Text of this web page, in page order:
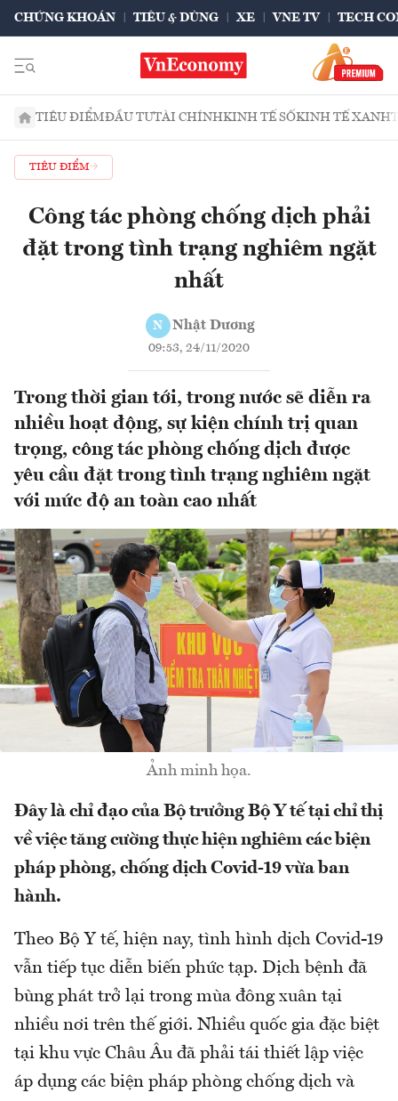
CHỨNG KHOÁN TIÊU & DÙNG XE VNE TV TECH
TIÊU ĐIỂMĐẦU TƯTÀI CHÍNHKINH TẾ SỐKINH TẾ XANH
TIÊU ĐIỂM
Công tác phòng chống dịch phải
đặt trong tình trạng nghiêm ngặt
nhất
N Nhật Dương
09:53, 24/11/2020
Trong thời gian tới, trong nước sẽ diễn ra
nhiều hoạt động, sự kiện chính trị quan
trọng, công tác phòng chống dịch được
yêu cầu đặt trong tình trạng nghiêm ngặt
với mức độ an toàn cao nhất
Ảnh minh họa.
Đây là chỉ đạo của Bộ trưởng Bộ Y tế tại chỉ thị
về việc tăng cường thực hiện nghiêm các biện
pháp phòng, chống dịch Covid-19 vừa ban
hành.
Theo Bộ Y tế, hiện nay, tình hình dịch Covid-19
vẫn tiếp tục diễn biến phức tạp. Dịch bệnh đã
bùng phát trở lại trong mùa đông xuân tại
nhiều nơi trên thế giới. Nhiều quốc gia đặc biệt
tại khu vực Châu Âu đã phải tái thiết lập việc
áp dụng các biện pháp phòng chống dịch và